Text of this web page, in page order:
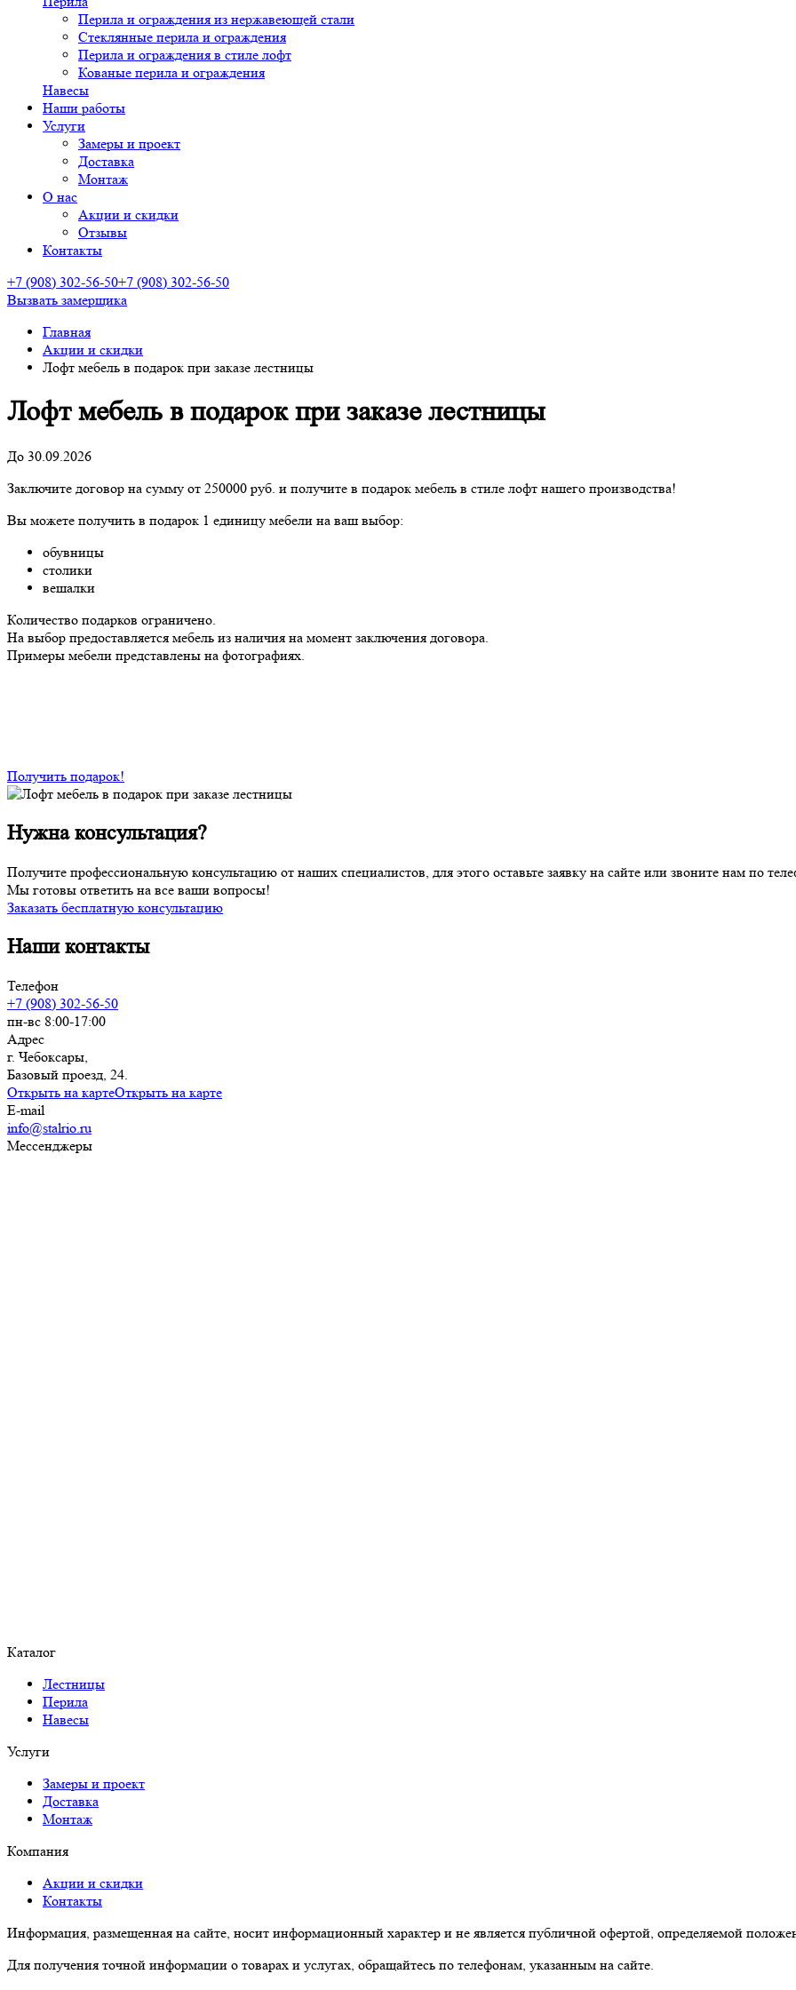
Перила и ограждения из нержавеющей стали
Стеклянные перила и ограждения
Перила и ограждения в стиле лофт
Кованые перила и ограждения
Навесы
Наши работы
Услуги
Замеры и проект
Доставка
Монтаж
О нас
Акции и скидки
Отзывы
Контакты
+7 (908) 302-56-50+7 (908) 302-56-50
Вызвать замерщика
Главная
Акции и скидки
Лофт мебель в подарок при заказе лестницы
Лофт мебель в подарок при заказе лестницы
До 30.09.2026
Заключите договор на сумму от 250000 руб. и получите в подарок мебель в стиле лофт нашего производства!
Вы можете получить в подарок 1 единицу мебели на ваш выбор:
обувницы
столики
вешалки
Количество подарков ограничено.
На выбор предоставляется мебель из наличия на момент заключения договора.
Примеры мебели представлены на фотографиях.
Получить подарок!
Нужна консультация?
Получите профессиональную консультацию от наших специалистов, для этого оставьте заявку на сайте или звоните нам по
Мы готовы ответить на все ваши вопросы!
Заказать бесплатную консультацию
Наши контакты
Телефон
+7 (908) 302-56-50
пн-вс 8:00-17:00
Адрес
г. Чебоксары,
Базовый проезд, 24.
Открыть на картеОткрыть на карте
E-mail
info@stalrio.ru
Мессенджеры
Каталог
Лестницы
Перила
Навесы
Услуги
Замеры и проект
Доставка
Монтаж
Компания
Акции и скидки
Контакты
Информация, размещенная на сайте, носит информационный характер и не является публичной офертой, определяемой
Для получения точной информации о товарах и услугах, обращайтесь по телефонам, указанным на сайте.